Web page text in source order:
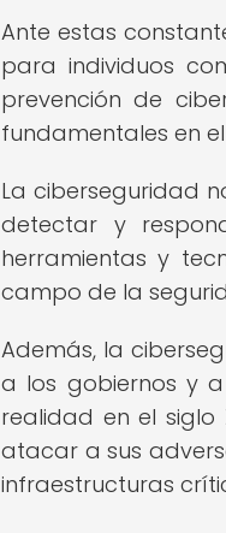
Ante estas
para individuos
prevención de
fundamentales en el
La ciberseguridad
detectar y
herramientas y
campo de la
Además, la
a los gobiernos y
realidad en el siglo
atacar a sus
infraestructuras